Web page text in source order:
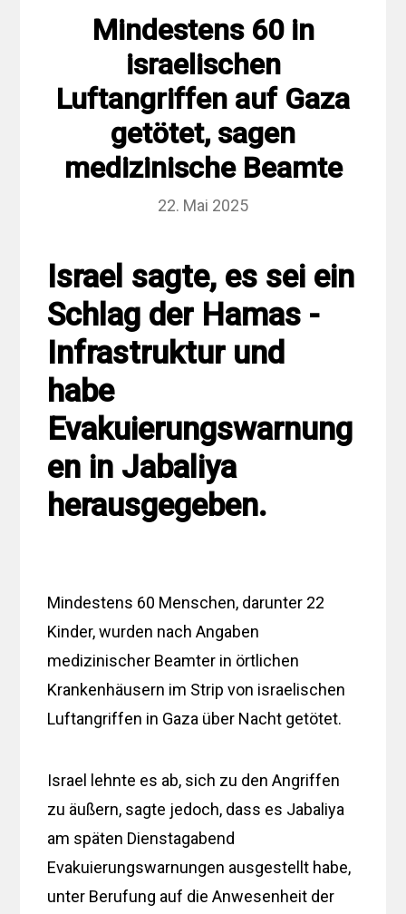
Mindestens 60 in
israelischen
Luftangriffen auf Gaza
getötet, sagen
medizinische Beamte
22. Mai 2025
Israel sagte, es sei ein
Schlag der Hamas -
Infrastruktur und
habe
Evakuierungswarnung
en in Jabaliya
herausgegeben.
Mindestens 60 Menschen, darunter 22
Kinder, wurden nach Angaben
medizinischer Beamter in örtlichen
Krankenhäusern im Strip von israelischen
Luftangriffen in Gaza über Nacht getötet.
Israel lehnte es ab, sich zu den Angriffen
zu äußern, sagte jedoch, dass es Jabaliya
am späten Dienstagabend
Evakuierungswarnungen ausgestellt habe,
unter Berufung auf die Anwesenheit der